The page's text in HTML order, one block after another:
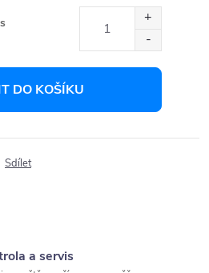
DO KOŠÍKU
Sdílet
a servis